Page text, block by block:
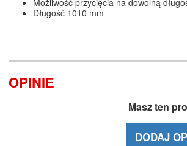
Długość 1010 mm
OPINIE
Masz ten
DODAJ